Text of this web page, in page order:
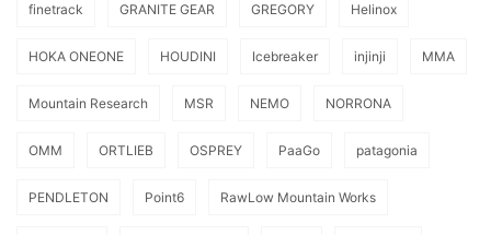
finetrack GRANITE GEAR GREGORY Helinox
HOKA ONEONE HOUDINI Icebreaker injinji MMA
Mountain Research MSR NEMO NORRONA
OMM ORTLIEB OSPREY PaaGo patagonia
PENDLETON Point6 RawLow Mountain Works